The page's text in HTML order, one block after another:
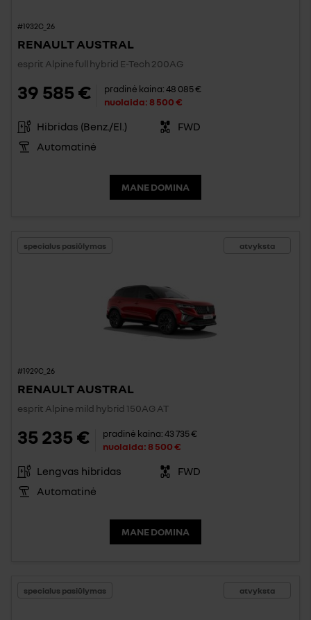
#1932C_26
RENAULT AUSTRAL
esprit Alpine full hybrid E-Tech 200AG
39 585 € pradinė kaina:48 085 €
nuolaida:8 500 €
Hibridas (Benz./El.)
FWD
Automatinė
MANE DOMINA
atvyksta
specialus pasiūlymas
#1929C_26
RENAULT AUSTRAL
esprit Alpine mild hybrid 150AG AT
35 235 € pradinė kaina:43 735 €
nuolaida:8 500 €
Lengvas hibridas
FWD
Automatinė
MANE DOMINA
atvyksta
specialus pasiūlymas